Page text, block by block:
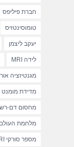
חברת פיליפס
טומוסינטזיס
יעקב ליצמן
לידה MRI
מגנטיזציה
מדידת מומנט
מחסום דם-
מלחמת
מספר סורקי MRI בארץ